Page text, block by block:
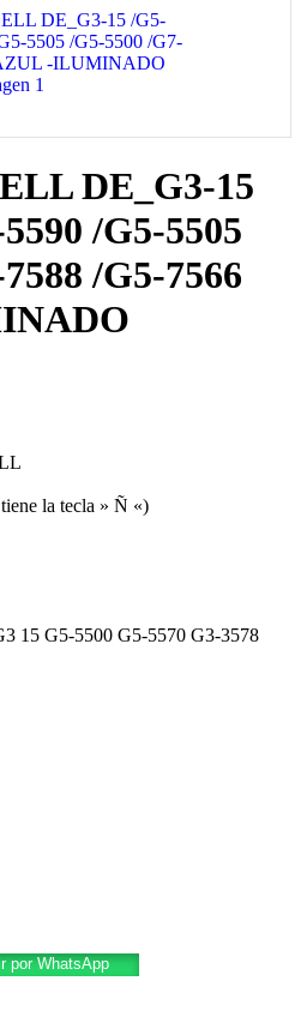
DE_G3-15
/G5-5505
/G5-7566
la tecla » Ñ «)
15 G5-5500 G5-5570 G3-3578
por WhatsApp